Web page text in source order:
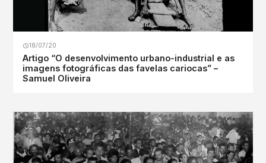
18/07/20
Artigo “O desenvolvimento urbano-industrial e as
imagens fotográficas das favelas cariocas” –
Samuel Oliveira